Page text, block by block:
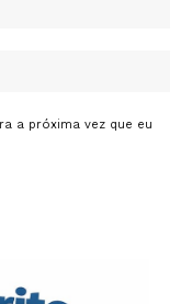
a próxima vez que eu